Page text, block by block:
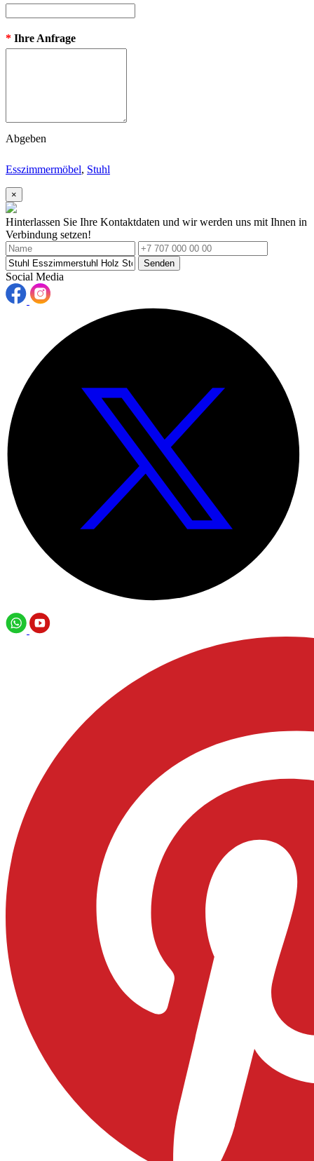
* Ihre Anfrage
Abgeben
Esszimmermöbel, Stuhl
×
Hinterlassen Sie Ihre Kontaktdaten und wir werden uns mit Ihnen in
Verbindung setzen!
Senden
Social Media